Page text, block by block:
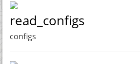
read_configs
configs